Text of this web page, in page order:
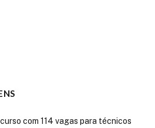
com 114 vagas para técnicos